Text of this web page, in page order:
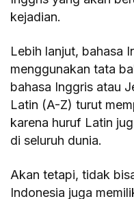
kejadian.
Lebih lanjut, bahasa
menggunakan tata
bahasa Inggris atau
Latin (A-Z) turut
karena huruf Latin
di seluruh dunia.
Akan tetapi, tidak
Indonesia juga